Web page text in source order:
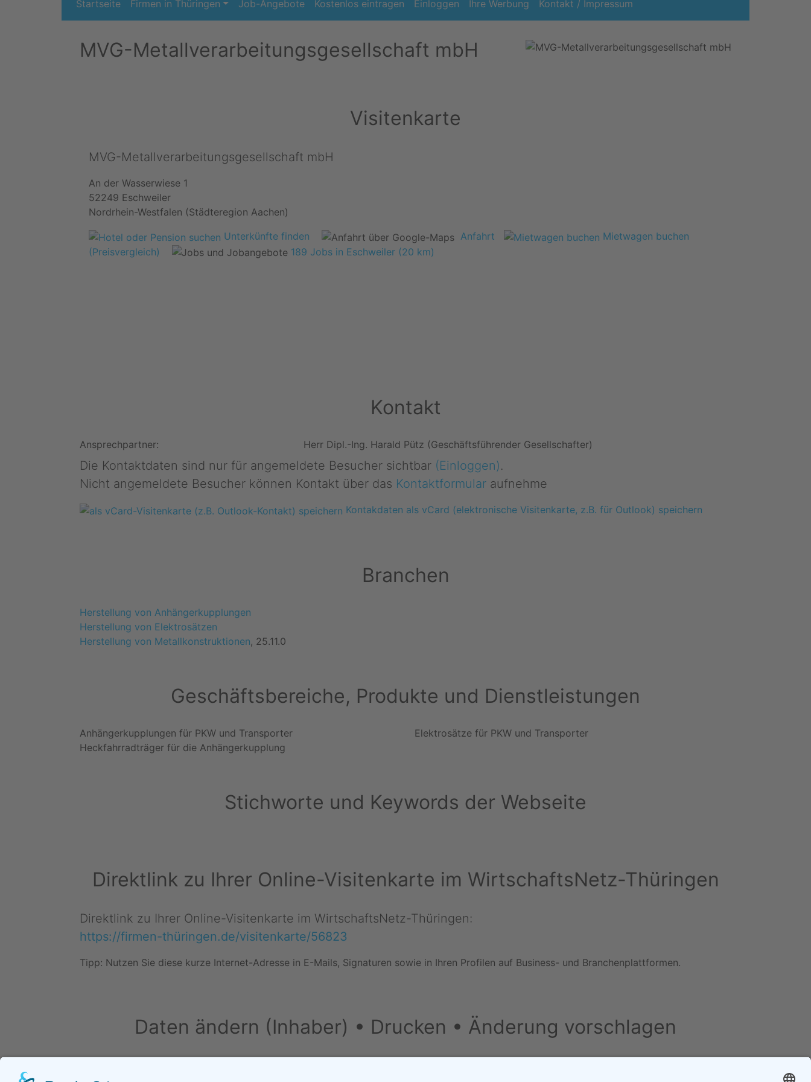
Startseite Firmen in Thüringen Job-Angebote Kostenlos eintragen Einloggen Ihre Werbung Kontakt / Impressum
MVG-Metallverarbeitungsgesellschaft mbH
Visitenkarte
MVG-Metallverarbeitungsgesellschaft mbH
An der Wasserwiese 1
52249 Eschweiler
Nordrhein-Westfalen (Städteregion Aachen)
Unterkünfte finden
Anfahrt
Mietwagen buchen
(Preisvergleich)
189 Jobs in Eschweiler (20 km)
Kontakt
Ansprechpartner: Herr Dipl.-Ing. Harald Pütz (Geschäftsführender Gesellschafter)
Die Kontaktdaten sind nur für angemeldete Besucher sichtbar (Einloggen).
Nicht angemeldete Besucher können Kontakt über das Kontaktformular aufnehme
Kontakdaten als vCard (elektronische Visitenkarte, z.B. für Outlook) speichern
Branchen
Herstellung von Anhängerkupplungen
Herstellung von Elektrosätzen
Herstellung von Metallkonstruktionen, 25.11.0
Geschäftsbereiche, Produkte und Dienstleistungen
Anhängerkupplungen für PKW und Transporter
Elektrosätze für PKW und Transporter
Heckfahrradträger für die Anhängerkupplung
Stichworte und Keywords der Webseite
Direktlink zu Ihrer Online-Visitenkarte im WirtschaftsNetz-Thüringen
Direktlink zu Ihrer Online-Visitenkarte im WirtschaftsNetz-Thüringen:
https://firmen-thüringen.de/visitenkarte/56823
Tipp: Nutzen Sie diese kurze Internet-Adresse in E-Mails, Signaturen sowie in Ihren Profilen auf Business- und Branchenplattformen.
Daten ändern (Inhaber) • Drucken • Änderung vorschlagen